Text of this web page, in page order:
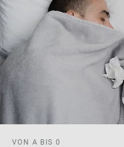
VON A BIS 0